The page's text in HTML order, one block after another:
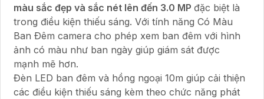
màu sắc đẹp và sắc nét lên đến 3.0 MP đặc biệt là
trong điều kiện thiếu sáng. Với tính năng Có Màu
Ban Ðêm camera cho phép xem ban đêm với hình
ảnh có màu như ban ngày giúp giám sát được
mạnh mẽ hơn.
Đèn LED ban đêm và hồng ngoại 10m giúp cải thiện
các điều kiện thiếu sáng kèm theo chức năng phát